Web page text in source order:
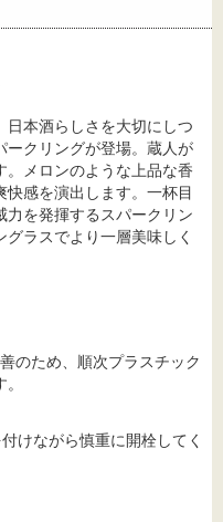
本酒らしさを大切にしつ
ークリングが登場。蔵人が
メロンのような上品な香
快感を演出します。一杯目
力を発揮するスパークリン
ラスでより一層美味しく
のため、順次プラスチック
けながら慎重に開栓してく